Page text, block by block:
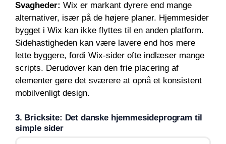
Svagheder: Wix er markant dyrere end mange
alternativer, især på de højere planer. Hjemmesider
bygget i Wix kan ikke flyttes til en anden platform.
Sidehastigheden kan være lavere end hos mere
lette byggere, fordi Wix-sider ofte indlæser mange
scripts. Derudover kan den frie placering af
elementer gøre det sværere at opnå et konsistent
mobilvenligt design.
3. Bricksite: Det danske hjemmesideprogram til
simple sider